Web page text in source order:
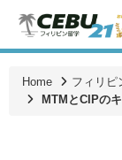
Home フィリピ
MTMとCIPの